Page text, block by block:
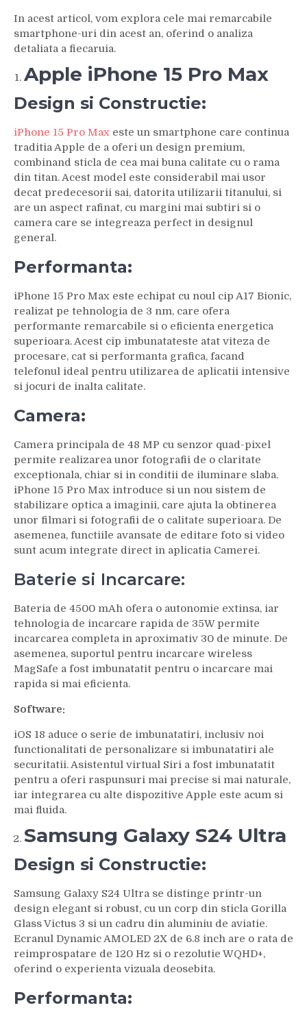
In acest articol, vom explora cele mai remarcabile
smartphone-uri din acest an, oferind o analiza
detaliata a fiecaruia.
Apple iPhone 15 Pro Max
Design si Constructie:
iPhone 15 Pro Max este un smartphone care continua
traditia Apple de a oferi un design premium,
combinand sticla de cea mai buna calitate cu o rama
din titan. Acest model este considerabil mai usor
decat predecesorii sai, datorita utilizarii titanului, si
are un aspect rafinat, cu margini mai subtiri si o
camera care se integreaza perfect in designul
general.
Performanta:
iPhone 15 Pro Max este echipat cu noul cip A17 Bionic,
realizat pe tehnologia de 3 nm, care ofera
performante remarcabile si o eficienta energetica
superioara. Acest cip imbunatateste atat viteza de
procesare, cat si performanta grafica, facand
telefonul ideal pentru utilizarea de aplicatii intensive
si jocuri de inalta calitate.
Camera:
Camera principala de 48 MP cu senzor quad-pixel
permite realizarea unor fotografii de o claritate
exceptionala, chiar si in conditii de iluminare slaba.
iPhone 15 Pro Max introduce si un nou sistem de
stabilizare optica a imaginii, care ajuta la obtinerea
unor filmari si fotografii de o calitate superioara. De
asemenea, functiile avansate de editare foto si video
sunt acum integrate direct in aplicatia Camerei.
Baterie si Incarcare:
Bateria de 4500 mAh ofera o autonomie extinsa, iar
tehnologia de incarcare rapida de 35W permite
incarcarea completa in aproximativ 30 de minute. De
asemenea, suportul pentru incarcare wireless
MagSafe a fost imbunatatit pentru o incarcare mai
rapida si mai eficienta.
Software:
iOS 18 aduce o serie de imbunatatiri, inclusiv noi
functionalitati de personalizare si imbunatatiri ale
securitatii. Asistentul virtual Siri a fost imbunatatit
pentru a oferi raspunsuri mai precise si mai naturale,
iar integrarea cu alte dispozitive Apple este acum si
mai fluida.
Samsung Galaxy S24 Ultra
Design si Constructie:
Samsung Galaxy S24 Ultra se distinge printr-un
design elegant si robust, cu un corp din sticla Gorilla
Glass Victus 3 si un cadru din aluminiu de aviatie.
Ecranul Dynamic AMOLED 2X de 6.8 inch are o rata de
reimprospatare de 120 Hz si o rezolutie WQHD+,
oferind o experienta vizuala deosebita.
Performanta: